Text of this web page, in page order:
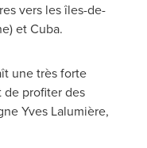
vers les îles-de-
etCuba.
une très forte
de profiter des
Yves Lalumière,